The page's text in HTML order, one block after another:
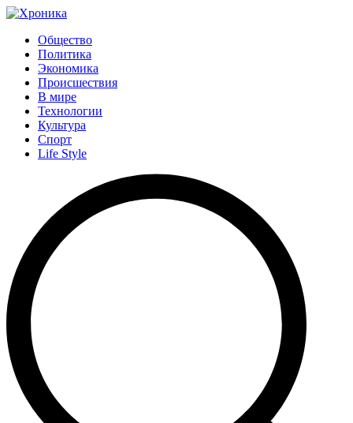
Общество
Политика
Экономика
Происшествия
В мире
Технологии
Культура
Спорт
Life Style